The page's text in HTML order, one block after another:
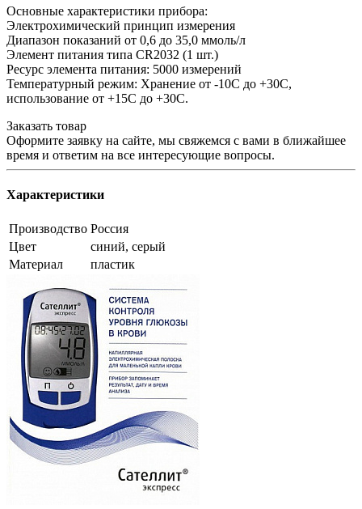
Основные характеристики прибора:
Электрохимический принцип измерения
Диапазон показаний от 0,6 до 35,0 ммоль/л
Элемент питания типа CR2032 (1 шт.)
Ресурс элемента питания: 5000 измерений
Температурный режим: Хранение от -10С до +30С,
использование от +15С до +30С.
Заказать товар
Оформите заявку на сайте, мы свяжемся с вами в ближайшее
время и ответим на все интересующие вопросы.
Характеристики
Производство Россия
Цвет
синий, серый
Материал
пластик